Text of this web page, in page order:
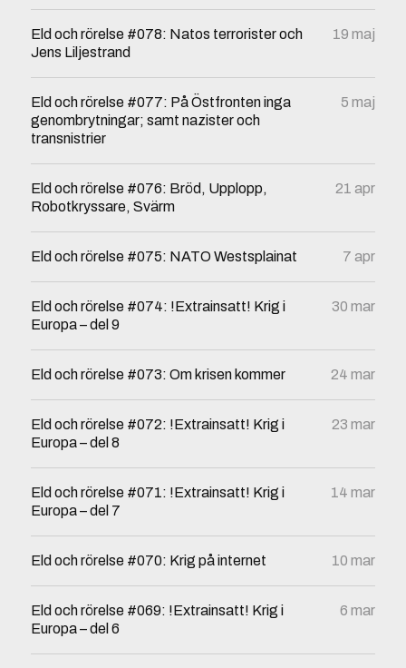
Eld och rörelse #078: Natos terrorister och
Jens Liljestrand
19 maj
Eld och rörelse #077: På Östfronten inga
genombrytningar; samt nazister och
transnistrier
5 maj
Eld och rörelse #076: Bröd, Upplopp,
Robotkryssare, Svärm
21 apr
Eld och rörelse #075: NATO Westsplainat 7 apr
Eld och rörelse #074: !Extrainsatt! Krig i
Europa – del 9
30 mar
Eld och rörelse #073: Om krisen kommer 24 mar
Eld och rörelse #072: !Extrainsatt! Krig i
Europa – del 8
23 mar
Eld och rörelse #071: !Extrainsatt! Krig i
Europa – del 7
14 mar
Eld och rörelse #070: Krig på internet 10 mar
Eld och rörelse #069: !Extrainsatt! Krig i
Europa – del 6
6 mar